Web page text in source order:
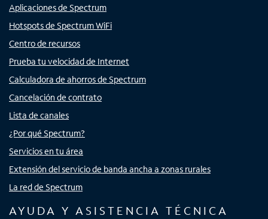
Aplicaciones de Spectrum
Hotspots de Spectrum WiFi
Centro de recursos
Prueba tu velocidad de Internet
Calculadora de ahorros de Spectrum
Cancelación de contrato
Lista de canales
¿Por qué Spectrum?
Servicios en tu área
Extensión del servicio de banda ancha a zonas rurales
La red de Spectrum
AYUDA Y ASISTENCIA TÉCNICA